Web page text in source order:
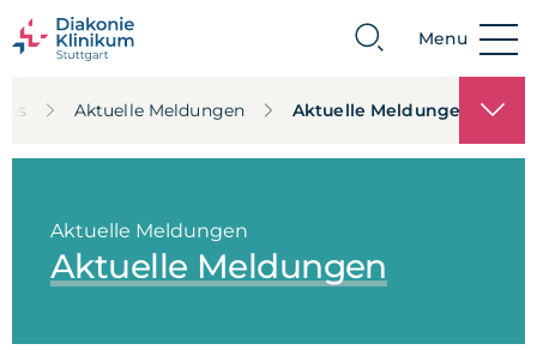
Suche Menu
Aktuelle Meldungen Aktuelle Meldungen
Aktuelle Meldungen
Aktuelle Meldungen